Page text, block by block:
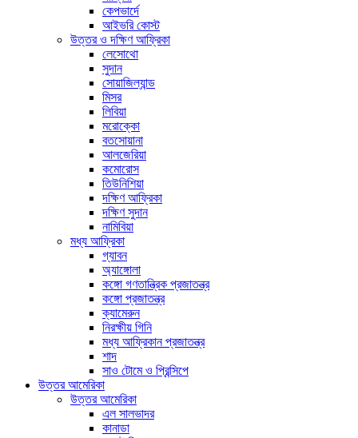
কেপভার্দে
আইভরি কোস্ট
উত্তর ও দক্ষিণ আফ্রিকা
লেসোথো
সুদান
সোয়াজিল্যান্ড
মিসর
লিবিয়া
মরোক্কো
বতসোয়ানা
আলজেরিয়া
কমোরোস
তিউনিশিয়া
দক্ষিণ আফ্রিকা
দক্ষিণ সুদান
নামিবিয়া
মধ্য আফ্রিকা
গ্যাবন
অ্যাঙ্গোলা
কঙ্গো গণতান্ত্রিক প্রজাতন্ত্র
কঙ্গো প্রজাতন্ত্র
ক্যামেরুন
নিরক্ষীয় গিনি
মধ্য আফ্রিকান প্রজাতন্ত্র
শাদ
সাও টোমে ও প্রিন্সিপে
উত্তর আমেরিকা
উত্তর আমেরিকা
এল সালভাদর
কানাডা